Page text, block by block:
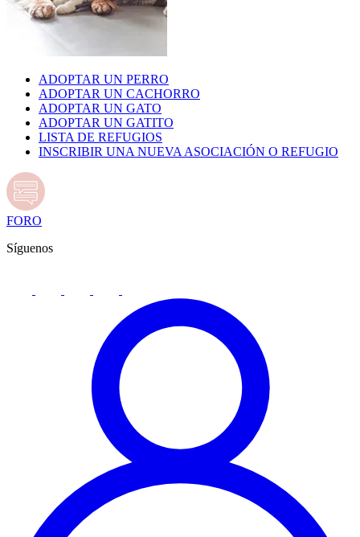
ADOPTAR UN PERRO
ADOPTAR UN CACHORRO
ADOPTAR UN GATO
ADOPTAR UN GATITO
LISTA DE REFUGIOS
INSCRIBIR UNA NUEVA ASOCIACIÓN O REFUGIO
FORO
Síguenos